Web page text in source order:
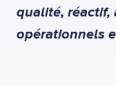
qualité, réactif,
opérationnels